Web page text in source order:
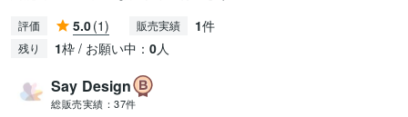
評価 5.0(1) 販売実績 1件
残り 1枠 / お願い中： 0人
Say Design
総販売実績： 37件